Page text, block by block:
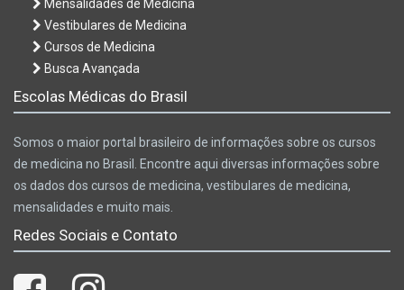
Mensalidades de Medicina
Vestibulares de Medicina
Cursos de Medicina
Busca Avançada
Escolas Médicas do Brasil
Somos o maior portal brasileiro de informações sobre os cursos
de medicina no Brasil. Encontre aqui diversas informações sobre
os dados dos cursos de medicina, vestibulares de medicina,
mensalidades e muito mais.
Redes Sociais e Contato